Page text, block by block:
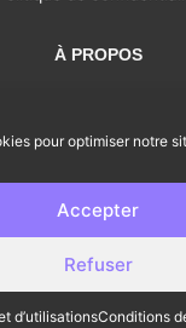
pour optimiser notre
Accepter
Refuser
d’utilisationsConditions
À PROPOS
de donner le
– Tous droits